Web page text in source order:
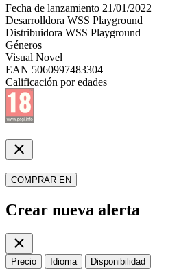
Fecha de lanzamiento 21/01/2022
Desarrolldora WSS Playground
Distribuidora WSS Playground
Géneros
Visual Novel
EAN 5060997483304
Calificación por edades
close
COMPRAR EN
Crear nueva alerta
close
Precio Idioma Disponibilidad